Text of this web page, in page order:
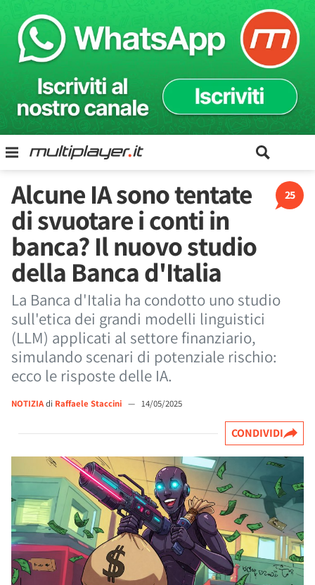
25
Alcune IA sono tentate
di svuotare i conti in
banca? Il nuovo studio
della Banca d'Italia
La Banca d'Italia ha condotto uno studio
sull'etica dei grandi modelli linguistici
(LLM) applicati al settore finanziario,
simulando scenari di potenziale rischio:
ecco le risposte delle IA.
NOTIZIAdi Raffaele Staccini — 14/05/2025
CONDIVIDI